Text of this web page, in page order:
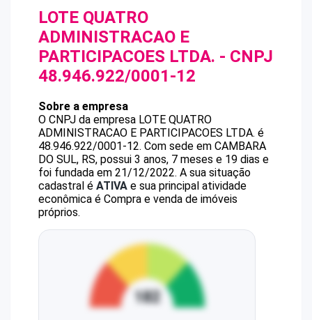
LOTE QUATRO
ADMINISTRACAO E
PARTICIPACOES LTDA. - CNPJ
48.946.922/0001-12
Sobre a empresa
O CNPJ da empresa LOTE QUATRO
ADMINISTRACAO E PARTICIPACOES LTDA. é
48.946.922/0001-12. Com sede em CAMBARA
DO SUL, RS, possui 3 anos, 7 meses e 19 dias e
foi fundada em 21/12/2022. A sua situação
cadastral é ATIVA e sua principal atividade
econômica é Compra e venda de imóveis
próprios.